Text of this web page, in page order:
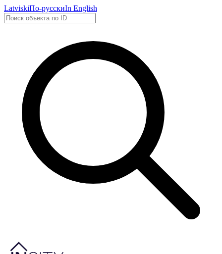
LatviskiПо-русскиIn English